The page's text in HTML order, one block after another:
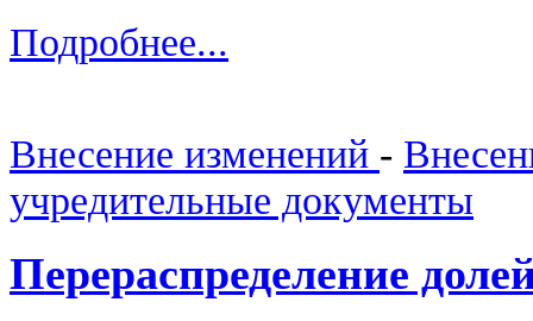
Подробнее...
Внесение изменений -
учредительные документы
Перераспределение